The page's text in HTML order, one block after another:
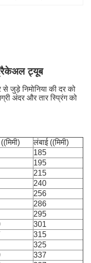
ट्यूब
जुड़े निमोनिया की दर को
अंदर और तार स्प्रिंग को
लंबाई ((मिमी)
185
195
215
240
256
286
295
301
315
325
337